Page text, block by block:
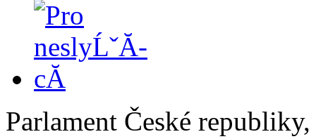
Parlament České